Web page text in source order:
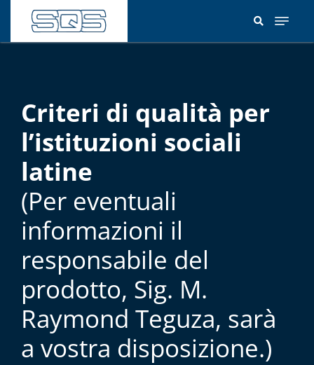
contenuto
Criteri di qualità per
l’istituzioni sociali
latine
(Per eventuali
informazioni il
responsabile del
prodotto, Sig. M.
Raymond Teguza, sarà
a vostra disposizione.)